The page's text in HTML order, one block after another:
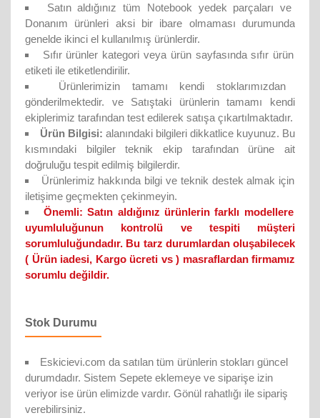
Satın aldığınız tüm Notebook yedek parçaları ve
Donanım ürünleri aksi bir ibare olmaması durumunda
genelde ikinci el kullanılmış ürünlerdir.
Sıfır ürünler kategori veya ürün sayfasında sıfır ürün
etiketi ile etiketlendirilir.
Ürünlerimizin tamamı kendi stoklarımızdan
gönderilmektedir. ve Satıştaki ürünlerin tamamı kendi
ekiplerimiz tarafından test edilerek satışa çıkartılmaktadır.
Ürün Bilgisi: alanındaki bilgileri dikkatlice kuyunuz. Bu
kısmındaki bilgiler teknik ekip tarafından ürüne ait
doğruluğu tespit edilmiş bilgilerdir.
Ürünlerimiz hakkında bilgi ve teknik destek almak için
iletişime geçmekten çekinmeyin.
Önemli: Satın aldığınız ürünlerin farklı modellere
uyumluluğunun kontrolü ve tespiti müşteri
sorumluluğundadır. Bu tarz durumlardan oluşabilecek
( Ürün iadesi, Kargo ücreti vs ) masraflardan firmamız
sorumlu değildir.
Stok Durumu
Eskicievi.com da satılan tüm ürünlerin stokları güncel
durumdadır. Sistem Sepete eklemeye ve siparişe izin
veriyor ise ürün elimizde vardır. Gönül rahatlığı ile sipariş
verebilirsiniz.